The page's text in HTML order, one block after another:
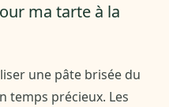
ma tarte à la
une pâte brisée du
temps précieux. Les